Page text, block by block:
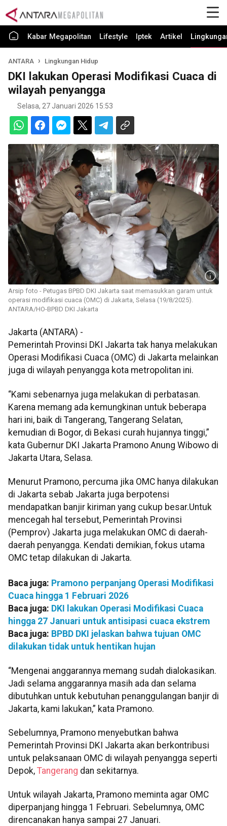
Kabar Megapolitan Lifestyle Iptek Artikel
ANTARA Lingkungan Hidup
DKI lakukan Operasi Modifikasi Cuaca di
wilayah penyangga
Selasa, 27 Januari 2026 15:53
Arsip foto - Petugas BPBD DKI Jakarta saat memasukkan garam untuk
operasi modifikasi cuaca (OMC) di Jakarta, Selasa (19/8/2025).
ANTARA/HO-BPBD DKI Jakarta
Jakarta (ANTARA) -
Pemerintah Provinsi DKI Jakarta tak hanya melakukan
Operasi Modifikasi Cuaca (OMC) di Jakarta melainkan
juga di wilayah penyangga kota metropolitan ini.
“Kami sebenarnya juga melakukan di perbatasan.
Karena memang ada kemungkinan untuk beberapa
hari ini, baik di Tangerang, Tangerang Selatan,
kemudian di Bogor, di Bekasi curah hujannya tinggi,”
kata Gubernur DKI Jakarta Pramono Anung Wibowo di
Jakarta Utara, Selasa.
Menurut Pramono, percuma jika OMC hanya dilakukan
di Jakarta sebab Jakarta juga berpotensi
mendapatkan banjir kiriman yang cukup besar.Untuk
mencegah hal tersebut, Pemerintah Provinsi
(Pemprov) Jakarta juga melakukan OMC di daerah-
daerah penyangga. Kendati demikian, fokus utama
OMC tetap dilakukan di Jakarta.
Baca juga: Pramono perpanjang Operasi Modifikasi
Cuaca hingga 1 Februari 2026
Baca juga: DKI lakukan Operasi Modifikasi Cuaca
hingga 27 Januari untuk antisipasi cuaca ekstrem
Baca juga: BPBD DKI jelaskan bahwa tujuan OMC
dilakukan tidak untuk hentikan hujan
“Mengenai anggarannya memang sudah dialokasikan.
Jadi selama anggarannya masih ada dan selama
dibutuhkan untuk kebutuhan penanggulangan banjir di
Jakarta, kami lakukan,” kata Pramono.
Sebelumnya, Pramono menyebutkan bahwa
Pemerintah Provinsi DKI Jakarta akan berkontribusi
untuk pelaksanaan OMC di wilayah penyangga seperti
Depok, Tangerang dan sekitarnya.
Untuk wilayah Jakarta, Pramono meminta agar OMC
diperpanjang hingga 1 Februari. Sebelumnya, OMC
direncanakan hanya sampai 27 Januari.